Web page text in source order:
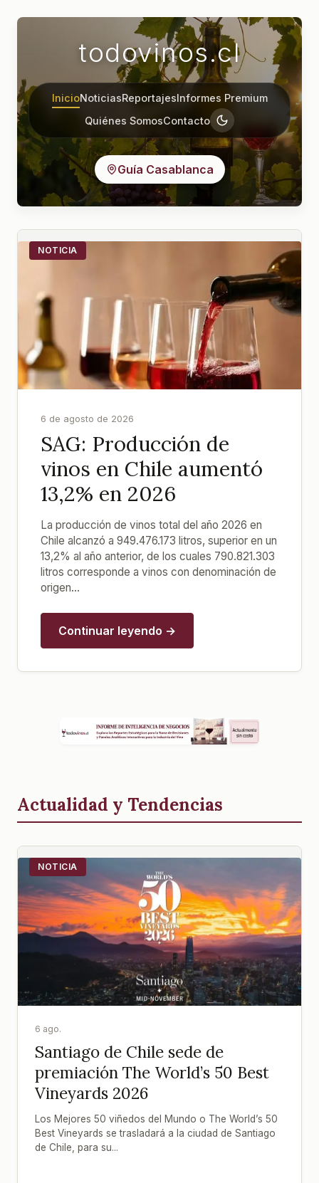
todovinos.cl
InicioNoticiasReportajesInformes Premium
Quiénes SomosContacto
Guía Casablanca
NOTICIA
6 de agosto de 2026
SAG: Producción de
vinos en Chile aumentó
13,2% en 2026
La producción de vinos total del año 2026 en
Chile alcanzó a 949.476.173 litros, superior en un
13,2% al año anterior, de los cuales 790.821.303
litros corresponde a vinos con denominación de
origen...
Continuar leyendo →
Actualidad y Tendencias
NOTICIA
6 ago.
Santiago de Chile sede de
premiación The World’s 50 Best
Vineyards 2026
Los Mejores 50 viñedos del Mundo o The World’s 50
Best Vineyards se trasladará a la ciudad de Santiago
de Chile, para su...